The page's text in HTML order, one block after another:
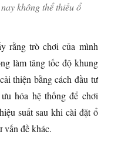
không thể thiếu ổ
rằng trò chơi của mình
làm tăng tốc độ khung
thiện bằng cách đầu tư
hóa hệ thống để chơi
suất sau khi cài đặt ổ
vấn đề khác.